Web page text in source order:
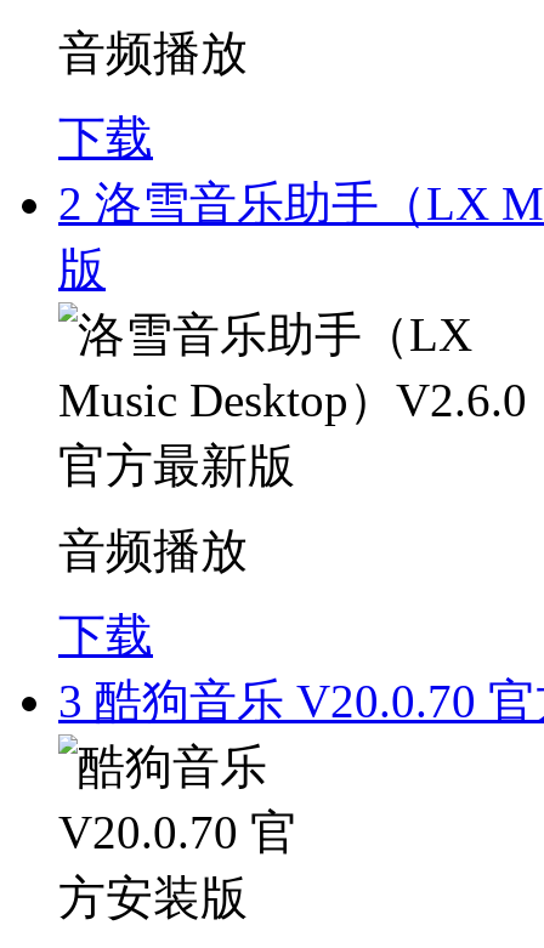
音频播放
下载
2 洛雪音乐助手（LX
版
音频播放
下载
3 酷狗音乐 V20.0.70